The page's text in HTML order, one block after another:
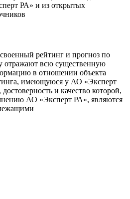
РА» и из открытых
рейтинг и прогноз по
отражают всю существенную
в отношении объекта
имеющуюся у АО «Эксперт
и качество которой,
АО «Эксперт РА», являются